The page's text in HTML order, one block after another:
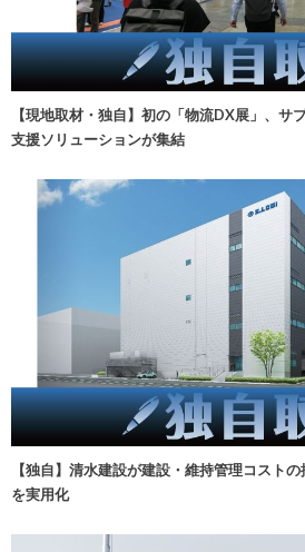
【現地取材・独自】初の「物流DX展」、サ
支援ソリューションが集結
【独自】清水建設が建設・維持管理コスト
を実用化